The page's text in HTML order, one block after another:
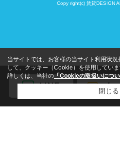
Copy right(c) 賃貸DESIGN
当サイトでは、お客様の当サイト利用状
して、クッキー（Cookie）を使用していま
詳しくは、当社の 「Cookieの取扱いについ
閉じる